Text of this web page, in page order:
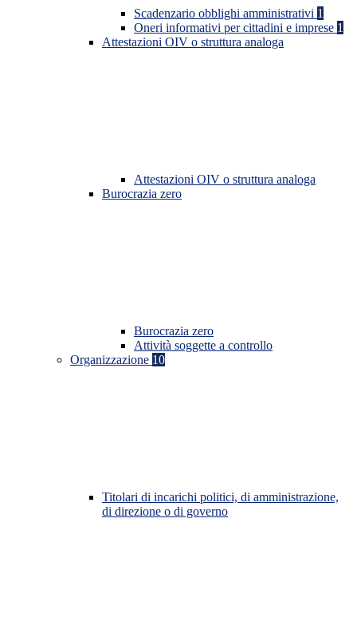
Scadenzario obblighi amministrativi 1
Oneri informativi per cittadini e imprese 1
Attestazioni OIV o struttura analoga
Attestazioni OIV o struttura analoga
Burocrazia zero
Burocrazia zero
Attività soggette a controllo
Organizzazione 10
Titolari di incarichi politici, di amministrazione,
di direzione o di governo